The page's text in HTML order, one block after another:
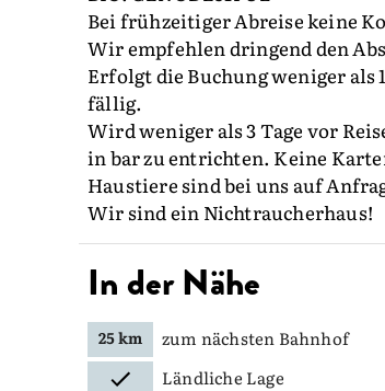
Bei frühzeitiger Abreise keine
Wir empfehlen dringend den
Erfolgt die Buchung weniger als
fällig.
Wird weniger als 3 Tage vor
in bar zu entrichten. Keine
Haustiere sind bei uns auf
Wir sind ein Nichtraucherhaus!
In der Nähe
25 km zum nächsten Bahnhof
Ländliche Lage